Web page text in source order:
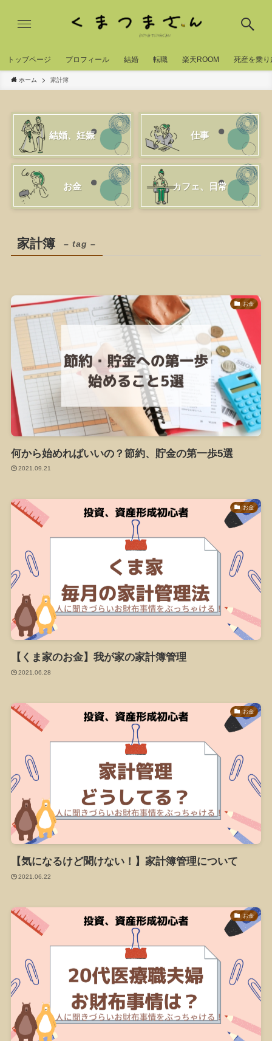
トッブページ プロフィール 結婚 転職 楽天ROOM 死産を乗り
ホーム 家計簿
結婚、妊娠 仕事
お金 カフェ、日常
家計簿 – tag –
お金
何から始めればいいの？節約、貯金の第一歩5選
2021.09.21
お金
【くま家のお金】我が家の家計簿管理
2021.06.28
お金
【気になるけど聞けない！】家計簿管理について
2021.06.22
お金